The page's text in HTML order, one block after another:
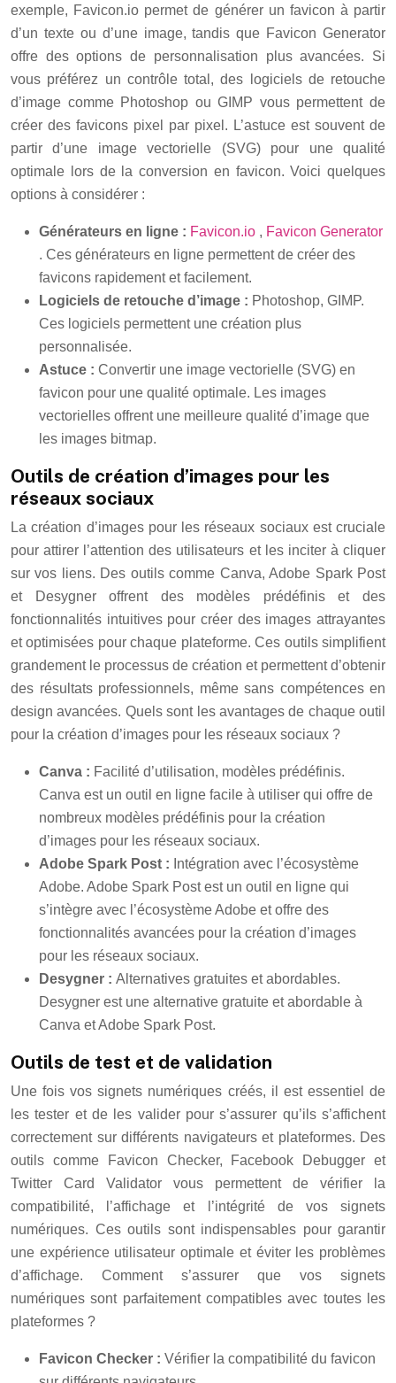
exemple, Favicon.io permet de générer un favicon à partir
d’un texte ou d’une image, tandis que Favicon Generator
offre des options de personnalisation plus avancées. Si
vous préférez un contrôle total, des logiciels de retouche
d’image comme Photoshop ou GIMP vous permettent de
créer des favicons pixel par pixel. L’astuce est souvent de
partir d’une image vectorielle (SVG) pour une qualité
optimale lors de la conversion en favicon. Voici quelques
options à considérer :
Générateurs en ligne : Favicon.io , Favicon Generator
. Ces générateurs en ligne permettent de créer des
favicons rapidement et facilement.
Logiciels de retouche d’image : Photoshop, GIMP.
Ces logiciels permettent une création plus
personnalisée.
Astuce : Convertir une image vectorielle (SVG) en
favicon pour une qualité optimale. Les images
vectorielles offrent une meilleure qualité d’image que
les images bitmap.
Outils de création d’images pour les
réseaux sociaux
La création d’images pour les réseaux sociaux est cruciale
pour attirer l’attention des utilisateurs et les inciter à cliquer
sur vos liens. Des outils comme Canva, Adobe Spark Post
et Desygner offrent des modèles prédéfinis et des
fonctionnalités intuitives pour créer des images attrayantes
et optimisées pour chaque plateforme. Ces outils simplifient
grandement le processus de création et permettent d’obtenir
des résultats professionnels, même sans compétences en
design avancées. Quels sont les avantages de chaque outil
pour la création d’images pour les réseaux sociaux ?
Canva : Facilité d’utilisation, modèles prédéfinis.
Canva est un outil en ligne facile à utiliser qui offre de
nombreux modèles prédéfinis pour la création
d’images pour les réseaux sociaux.
Adobe Spark Post : Intégration avec l’écosystème
Adobe. Adobe Spark Post est un outil en ligne qui
s’intègre avec l’écosystème Adobe et offre des
fonctionnalités avancées pour la création d’images
pour les réseaux sociaux.
Desygner : Alternatives gratuites et abordables.
Desygner est une alternative gratuite et abordable à
Canva et Adobe Spark Post.
Outils de test et de validation
Une fois vos signets numériques créés, il est essentiel de
les tester et de les valider pour s’assurer qu’ils s’affichent
correctement sur différents navigateurs et plateformes. Des
outils comme Favicon Checker, Facebook Debugger et
Twitter Card Validator vous permettent de vérifier la
compatibilité, l’affichage et l’intégrité de vos signets
numériques. Ces outils sont indispensables pour garantir
une expérience utilisateur optimale et éviter les problèmes
d’affichage. Comment s’assurer que vos signets
numériques sont parfaitement compatibles avec toutes les
plateformes ?
Favicon Checker : Vérifier la compatibilité du favicon